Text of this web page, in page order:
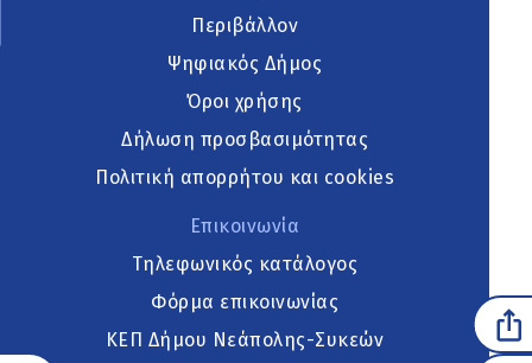
Περιβάλλον
Ψηφιακός Δήμος
Όροι χρήσης
Δήλωση προσβασιμότητας
Πολιτική απορρήτου και cookies
Επικοινωνία
Τηλεφωνικός κατάλογος
Φόρμα επικοινωνίας
ΚΕΠ Δήμου Νεάπολης-Συκεών